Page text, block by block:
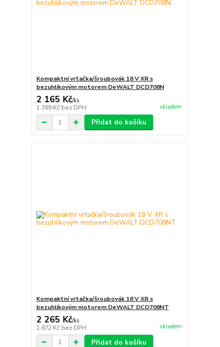
Kompaktní vrtačka/šroubovák 18 V XR s
bezuhlíkovým motorem DeWALT DCD708N
2 165 Kč/ks
1 789 Kč bez DPH skladem
Přidat do košíku
Kompaktní vrtačka/šroubovák 18 V XR s
bezuhlíkovým motorem DeWALT DCD708NT
2 265 Kč/ks
1 872 Kč bez DPH skladem
Přidat do košíku